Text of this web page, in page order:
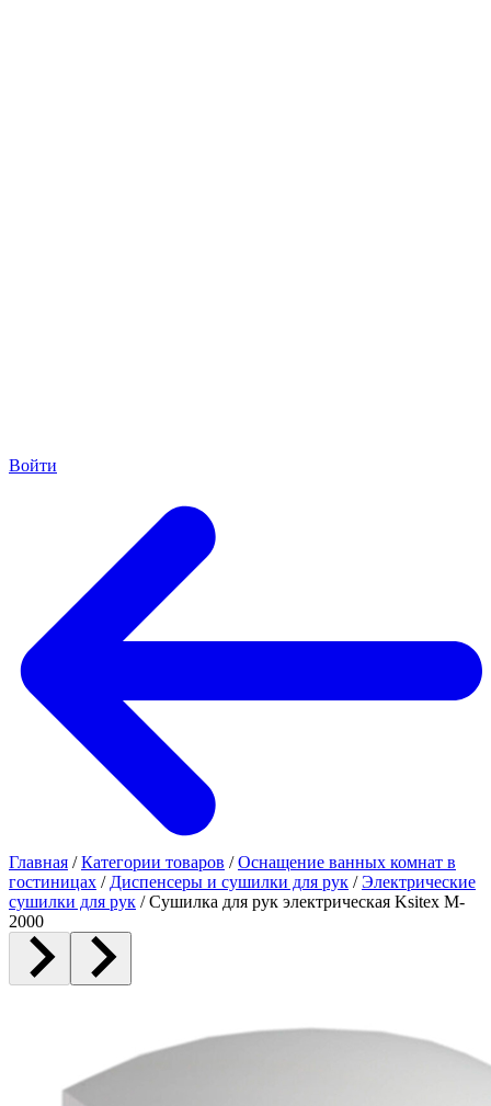
Войти
Главная / Категории товаров / Оснащение ванных комнат в
гостиницах / Диспенсеры и сушилки для рук / Электрические
сушилки для рук / Сушилка для рук электрическая Ksitex M-
2000